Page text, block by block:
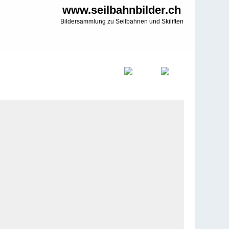
www.seilbahnbilder.ch
Bildersammlung zu Seilbahnen und Skiliften